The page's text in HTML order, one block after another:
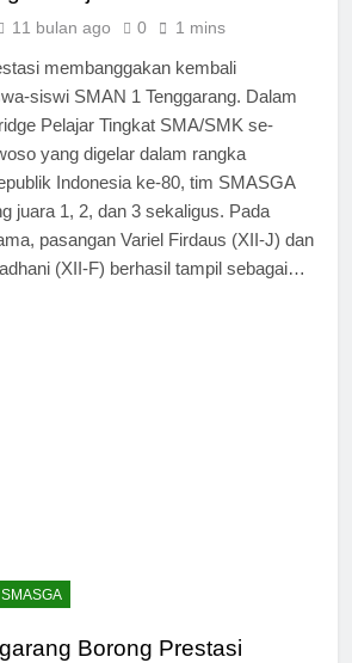
11 bulan ago 0 1 mins
membanggakan kembali
siswi SMAN 1 Tenggarang. Dalam
Pelajar Tingkat SMA/SMK se-
yang digelar dalam rangka
Indonesia ke-80, tim SMASGA
juara 1, 2, dan 3 sekaligus. Pada
pasangan Variel Firdaus (XII-J) dan
(XII-F) berhasil tampil sebagai…
SMASGA
Borong Prestasi